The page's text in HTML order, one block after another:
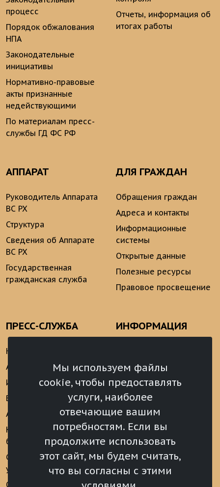
Мы используем файлы
cookie, чтобы предоставлять
услуги, наиболее
отвечающие вашим
потребностям. Если вы
продолжите использовать
этот сайт, мы будем считать,
что вы согласны с этими
процесс
Порядок обжалования
НПА
Законодательные
инициативы
Нормативно-правовые
акты признанные
недействующими
По материалам пресс-
службы ГД ФС РФ
Отчеты, информация об
итогах работы
АППАРАТ
Руководитель Аппарата
ВС РХ
Структура
Сведения об Аппарате
ВС РХ
Государственная
гражданская служба
ДЛЯ ГРАЖДАН
Обращения граждан
Адреса и контакты
Информационные
системы
Открытые данные
Полезные ресурсы
Правовое просвещение
ПРЕСС-СЛУЖБА
Новости
Анонсы
Интервью
Видеоматериалы
Аккредитация
Конкурс «Хрустальный
барс»
Сведения о СМИ
учрежденных ВС РХ
Опросы и голосования
ИНФОРМАЦИЯ
аналитические
материалы
Реализация Послания
Президента РФ
Федеральному
Собранию РФ
Местное
самоуправление
Финансы
Награды